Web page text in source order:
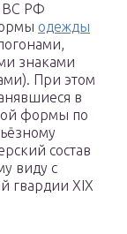
ВС РФ
одежды
знаками
При этом
в
формы по
состав
виду с
гвардии XIX